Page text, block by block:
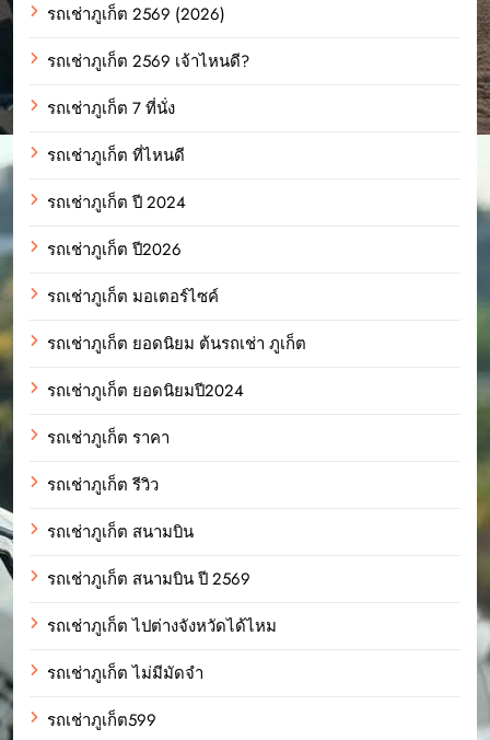
รถเช่าภูเก็ต 2569 (2026)
รถเช่าภูเก็ต 2569 เจ้าไหนดี?
รถเช่าภูเก็ต 7 ที่นั่ง
รถเช่าภูเก็ต ที่ไหนดี
รถเช่าภูเก็ต ปี 2024
รถเช่าภูเก็ต ปี2026
รถเช่าภูเก็ต มอเตอร์ไซค์
รถเช่าภูเก็ต ยอดนิยม ต้นรถเช่า ภูเก็ต
รถเช่าภูเก็ต ยอดนิยมปี2024
รถเช่าภูเก็ต ราคา
รถเช่าภูเก็ต รีวิว
รถเช่าภูเก็ต สนามบิน
รถเช่าภูเก็ต สนามบิน ปี 2569
รถเช่าภูเก็ต ไปต่างจังหวัดได้ไหม
รถเช่าภูเก็ต ไม่มีมัดจำ
รถเช่าภูเก็ต599